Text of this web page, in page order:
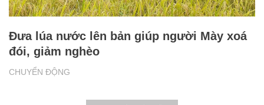
CHUYỂN ĐỘNG
Đưa lúa nước lên bản giúp người Mày xoá
đói, giảm nghèo